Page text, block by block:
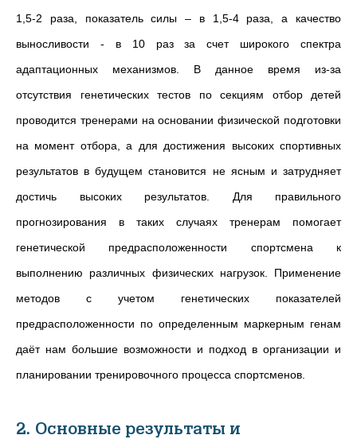
1,5-2 раза, показатель силы – в 1,5-4 раза, а качество
выносливости - в 10 раз за счет широкого спектра
адаптационных механизмов. В данное время из-за
отсутствия генетических тестов по секциям отбор детей
проводится тренерами на основании физической подготовки
на момент отбора, а для достижения высоких спортивных
результатов в будущем становится не ясным и затрудняет
достичь высоких результатов. Для правильного
прогнозирования в таких случаях тренерам помогает
генетической предрасположенности спортсмена к
выполнению различных физических нагрузок. Применение
методов с учетом генетических показателей
предрасположенности по определенным маркерным генам
даёт нам большие возможности и подход в организации и
планировании тренировочного процесса спортсменов.
2. Основные результаты и